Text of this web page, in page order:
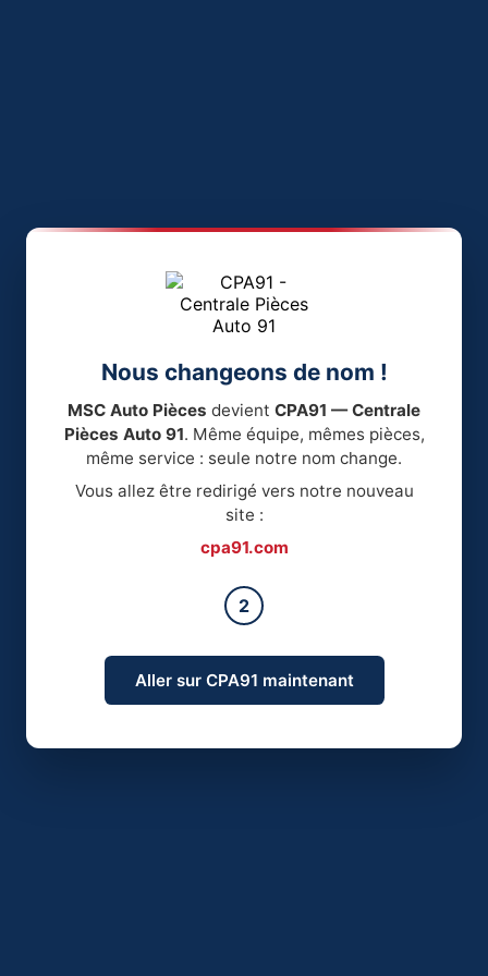
Nous changeons de nom !
MSC Auto Pièces devient CPA91 — Centrale
Pièces Auto 91. Même équipe, mêmes pièces,
même service : seule notre nom change.
Vous allez être redirigé vers notre nouveau
site :
cpa91.com
2
Aller sur CPA91 maintenant